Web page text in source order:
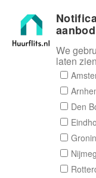
We
laten
Den